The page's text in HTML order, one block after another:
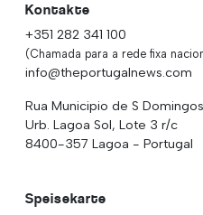
Kontakte
+351 282 341 100
(Chamada para a rede fixa
info@theportugalnews.com
Rua Municipio de S Domingos
Urb. Lagoa Sol, Lote 3 r/c
8400-357 Lagoa - Portugal
Speisekarte